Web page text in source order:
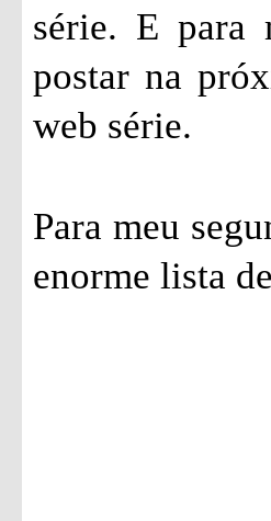
série. E para
postar na
web série.
Para meu
enorme lista